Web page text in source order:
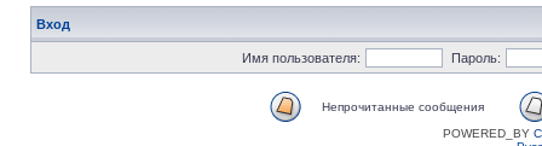
Вход
Имя пользователя: Пароль:
Непрочитанные сообщения
POWERED_BY